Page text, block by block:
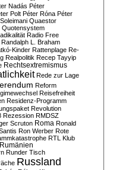
Nadás Péter
Polt Péter Róna Péter
Quaestor
Quotensystem
Radio Free
Randalph L. Braham
Kinder Rattenplage Re-
Realpolitik Recep Tayyip
Rechtsextremismus
Rede zur Lage
Reform
Reisefreiheit
Residenz-Programm
Revolution
Rezession RMDSZ
Scruton Roma Ronald
Ron Werber Rote
RTL Klub
Rumänien
Runder Tisch
Russland